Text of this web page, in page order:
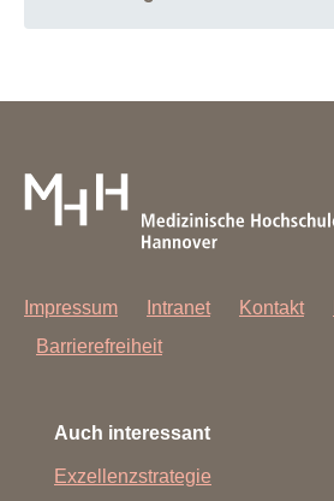
Impressum Intranet Kontakt
Barrierefreiheit
Auch interessant
Exzellenzstrategie